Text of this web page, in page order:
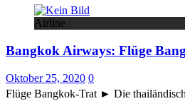
Airline
Bangkok Airways: Flüge
Oktober 25, 2020 0
Flüge Bangkok-Trat ► Die